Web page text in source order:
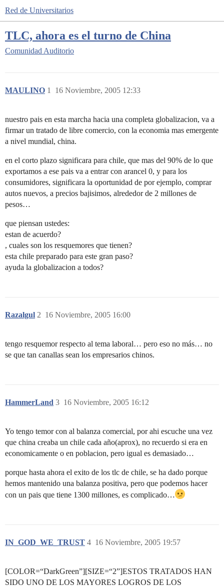
Red de Universitarios
TLC, ahora es el turno de China
Comunidad Auditorio
MAULINO 16 Noviembre, 2005 12:33
1
nuestro pais en esta marcha hacia una completa globalizacion, va a
firmar un tratado de libre comercio, con la economia mas emergente
a nivel mundial, china.
en el corto plazo significara para chile, que mas del 90% de lo que
exportamos a ese pais va a entrar con arancel 0, y para los
consumidores, significara la oportunidad de por ejemplo, comprar
autos nuevos, a precios bajisimos, alrededor de 2 millones de
pesos…
que piensan ustedes:
estan de acuerdo?
, cuales son los resquemores que tienen?
esta chile preparado para este gran paso?
ayuda la globalizacion a todos?
Razalgul 16 Noviembre, 2005 16:00
2
tengo resquemor respecto al tema laboral… pero eso no más… no
se que tan canallas sean los empresarios chinos.
HammerLand 16 Noviembre, 2005 16:12
3
Yo tengo temor con al balanza comercial, por ahi escuche una vez
que china creaba un chile cada año(aprox), no recuerdo si era en
economicamente o en poblacion, pero igual es demasiado…
porque hasta ahora el exito de los tlc de chile, se ha dado porque
hemos mantenido una balanza positiva, pero que podemos hacer
con un pais que tiene 1300 millones, es complicado…
IN_GOD_WE_TRUST 16 Noviembre, 2005 19:57
4
[COLOR=“DarkGreen”][SIZE=“2”]ESTOS TRATADOS HAN
SIDO UNO DE LOS MAYORES LOGROS DE LOS